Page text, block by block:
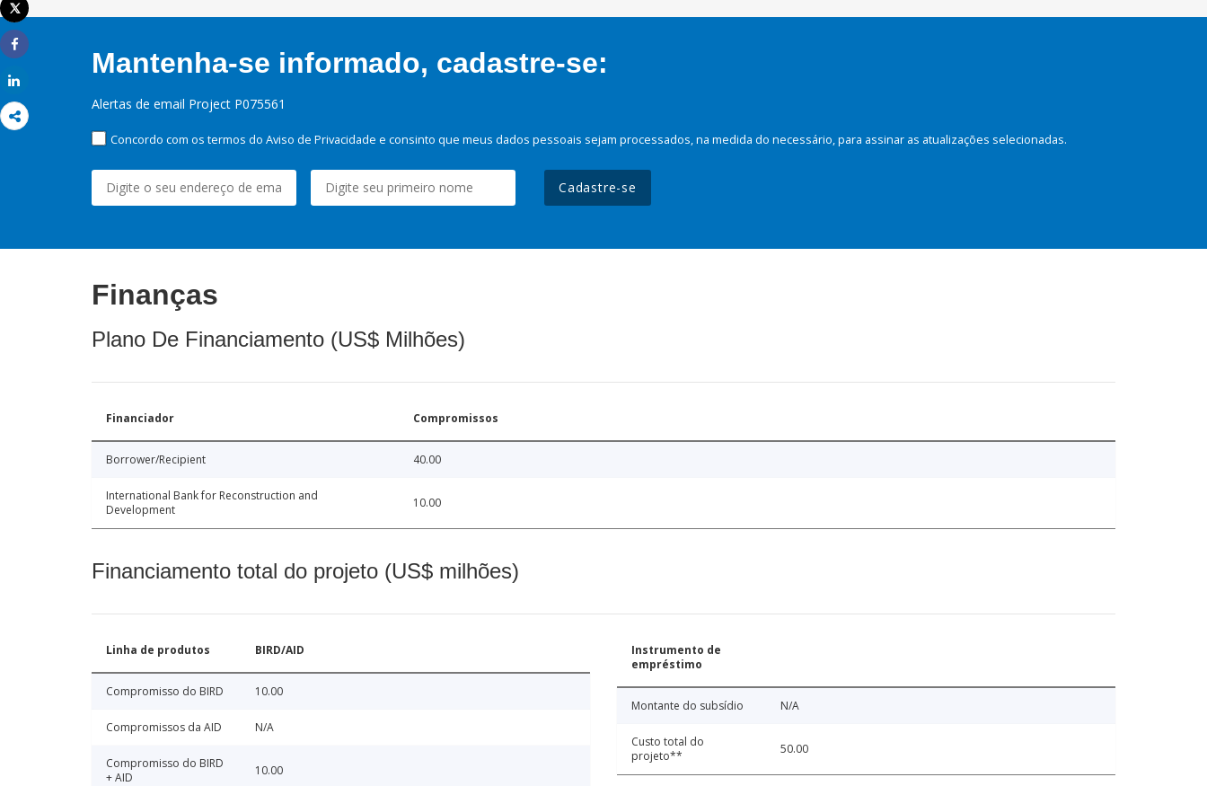
Imprimir
Tweet
Share
Mantenha-se informado, cadastre-se:
Alertas de email Project P075561
Concordo com os termos do Aviso de Privacidade e consinto que meus dados pessoais sejam processados, na medida do necessário, para assinar as atualizações selecionadas.
Cadastre-se
Finanças
Plano De Financiamento (US$ Milhões)
Financiador Compromissos
Borrower/Recipient 40.00
International Bank for Reconstruction and
Development
10.00
Financiamento total do projeto (US$ milhões)
Linha de produtos BIRD/AID
Compromisso do BIRD 10.00
Compromissos da AID N/A
Compromisso do BIRD
+ AID
10.00
Instrumento de
empréstimo
Montante do subsídio N/A
Custo total do
projeto**
50.00